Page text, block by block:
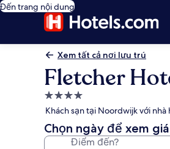
Đến trang nội dung
Xem tất cả nơi lưu trú
Fletcher
Nơi
lưu
trú
4.0
Khách sạn tại Noordwijk với
Chọn ngày để xem giá
Điểm đến?